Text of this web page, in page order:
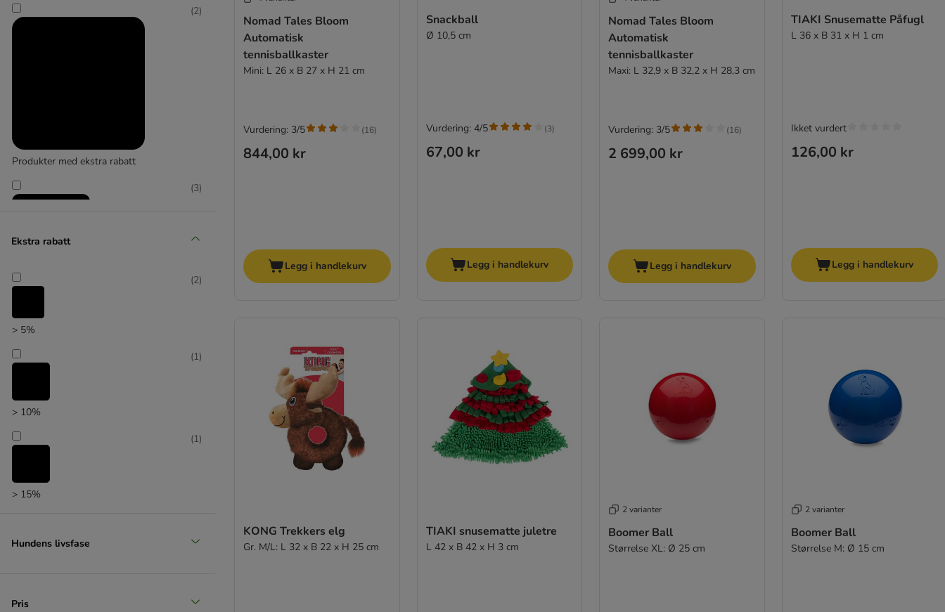
Starmark
Produkter med ekstra rabatt
(2)
zooplus favoritt
(3)
Ekstra rabatt
> 5%
(2)
> 10%
(1)
> 15%
(1)
Hundens livsfase
Pris
Nomad Tales Bloom
Automatisk
tennisballkaster
Mini: L 26 x B 27 x H 21 cm
844,00 kr
Vurdering: 3/5 (16)
Legg i handlekurv
Snackball
Ø 10,5 cm
67,00 kr
Vurdering: 4/5 (3)
Legg i handlekurv
Nomad Tales Bloom
Automatisk
tennisballkaster
Maxi: L 32,9 x B 32,2 x H 28,3 cm
2 699,00 kr
Vurdering: 3/5 (16)
Legg i handlekurv
TIAKI Snusematte Påfugl
L 36 x B 31 x H 1 cm
126,00 kr
Ikket vurdert
Legg i handlekurv
KONG Trekkers elg
Gr. M/L: L 32 x B 22 x H 25 cm
TIAKI snusematte juletre
L 42 x B 42 x H 3 cm
2 varianter
Boomer Ball
Størrelse XL: Ø 25 cm
2 varianter
Boomer Ball
Størrelse M: Ø 15 cm